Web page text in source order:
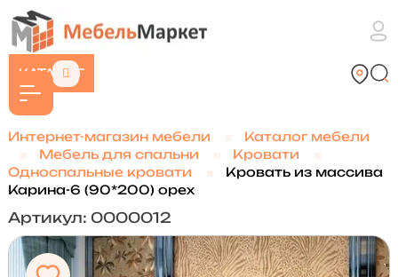
КАТАЛОГ
Интернет-магазин мебели
Каталог мебели
Мебель для спальни
Кровати
Односпальные кровати
Кровать из массива
Карина-6 (90*200) орех
Артикул: 0000012